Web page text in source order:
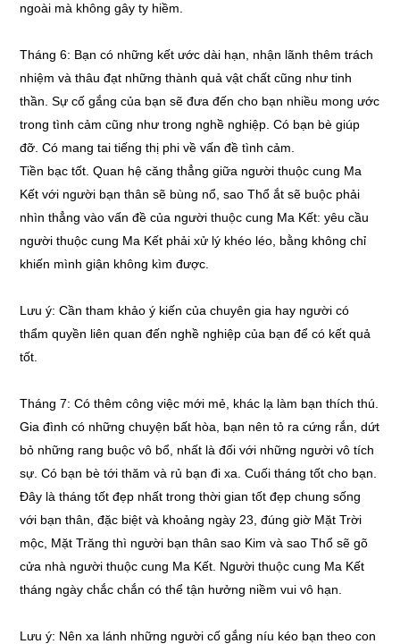
ngoài mà không gây ty hiềm.
Tháng 6: Bạn có những kết ước dài hạn, nhận lãnh thêm trách
nhiệm và thâu đạt những thành quả vật chất cũng như tinh
thần. Sự cố gắng của bạn sẽ đưa đến cho bạn nhiều mong ước
trong tình cảm cũng như trong nghề nghiệp. Có bạn bè giúp
đỡ. Có mang tai tiếng thị phi về vấn đề tình cảm.
Tiền bạc tốt. Quan hệ căng thẳng giữa người thuộc cung Ma
Kết với người bạn thân sẽ bùng nổ, sao Thổ ắt sẽ buộc phải
nhìn thẳng vào vấn đề của người thuộc cung Ma Kết: yêu cầu
người thuộc cung Ma Kết phải xử lý khéo léo, bằng không chỉ
khiến mình giận không kìm được.
Lưu ý: Cần tham khảo ý kiến của chuyên gia hay người có
thẩm quyền liên quan đến nghề nghiệp của bạn để có kết quả
tốt.
Tháng 7: Có thêm công việc mới mẻ, khác lạ làm bạn thích thú.
Gia đình có những chuyện bất hòa, bạn nên tỏ ra cứng rắn, dứt
bỏ những rang buộc vô bổ, nhất là đối với những người vô tích
sự. Có bạn bè tới thăm và rủ bạn đi xa. Cuối tháng tốt cho bạn.
Đây là tháng tốt đẹp nhất trong thời gian tốt đẹp chung sống
với bạn thân, đặc biệt và khoảng ngày 23, đúng giờ Mặt Trời
mộc, Mặt Trăng thì người bạn thân sao Kim và sao Thổ sẽ gõ
cửa nhà người thuộc cung Ma Kết. Người thuộc cung Ma Kết
tháng ngày chắc chắn có thể tận hưởng niềm vui vô hạn.
Lưu ý: Nên xa lánh những người cố gắng níu kéo bạn theo con